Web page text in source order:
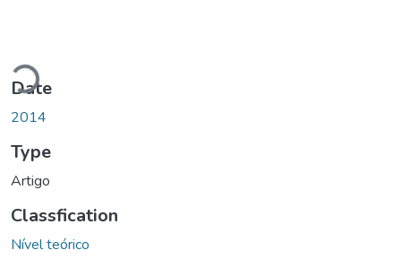
Loading...
Date
2014
Type
Artigo
Classfication
Nível teórico